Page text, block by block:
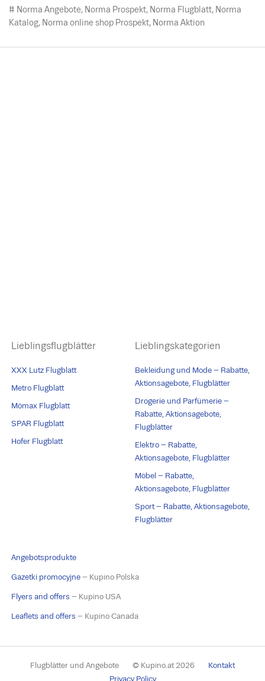
# Norma Angebote, Norma Prospekt, Norma Flugblatt, Norma
Katalog, Norma online shop Prospekt, Norma Aktion
Lieblingsflugblätter
XXX Lutz Flugblatt
Metro Flugblatt
Mömax Flugblatt
SPAR Flugblatt
Hofer Flugblatt
Lieblingskategorien
Bekleidung und Mode – Rabatte,
Aktionsagebote, Flugblätter
Drogerie und Parfümerie –
Rabatte, Aktionsagebote,
Flugblätter
Elektro – Rabatte,
Aktionsagebote, Flugblätter
Möbel – Rabatte,
Aktionsagebote, Flugblätter
Sport – Rabatte, Aktionsagebote,
Flugblätter
Angebotsprodukte
Gazetki promocyjne – Kupino Polska
Flyers and offers – Kupino USA
Leaflets and offers – Kupino Canada
Flugblätter und Angebote © Kupino.at 2026
Kontakt
Privacy Policy